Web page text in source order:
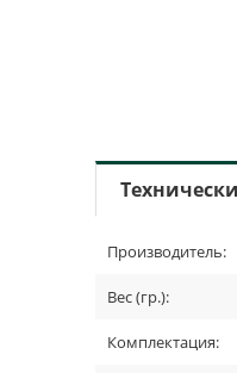
Производитель:
Вес (гр.):
Комплектация: